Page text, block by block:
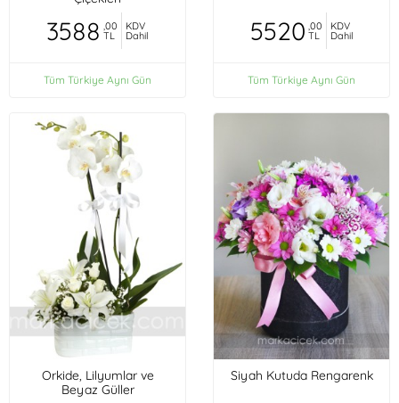
3588 ,00
TL
KDV
Dahil
Tüm Türkiye Aynı Gün
5520 ,00
TL
KDV
Dahil
Tüm Türkiye Aynı Gün
Orkide, Lilyumlar ve
Beyaz Güller
Siyah Kutuda Rengarenk